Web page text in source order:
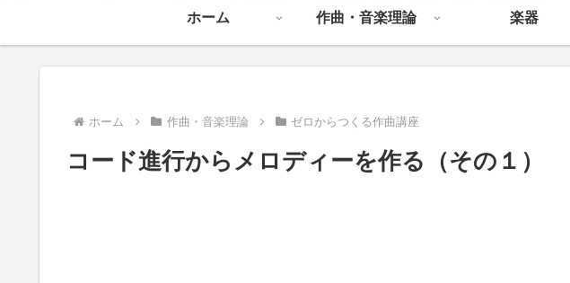
ホーム 作曲・音楽理論 楽器
ホーム 作曲・音楽理論 ゼロからつくる作曲講座
コード進行からメロディーを作る（その１）